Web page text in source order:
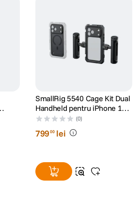
SmallRig 5540 Cage Kit Dual
Handheld pentru iPhone 17
Pro
(0)
79900 lei